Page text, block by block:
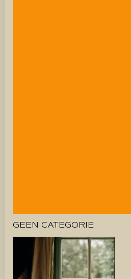
GEEN CATEGORIE